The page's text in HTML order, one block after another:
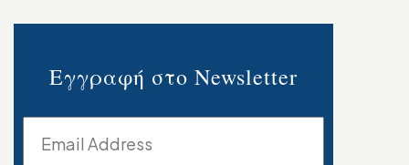
Εγγραφή στο Newsletter